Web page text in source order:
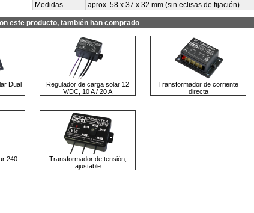
Medidas aprox. 58 x 37 x 32 mm (sin eclisas de fijación)
este producto, también han comprado
Dual
Regulador de carga solar 12
V/DC, 10 A / 20 A
Transformador de corriente
directa
240
Transformador de tensión,
ajustable